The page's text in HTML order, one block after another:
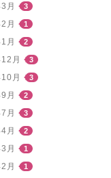
月 3
月 1
月 2
月 3
月 3
月 2
月 3
月 2
月 1
月 1